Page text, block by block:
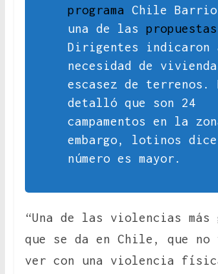
programa Chile
una de las propuestas
Dirigentes indicaron
necesidad de
escasez de terrenos.
detalló que son 24
campamentos en la
embargo, lotinos
número es mayor.
“Una de las violencias más
que se da en Chile, que no
ver con una violencia